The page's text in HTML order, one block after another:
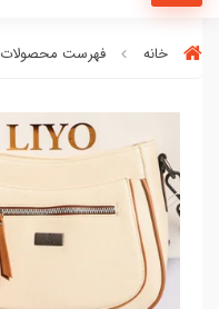
خانه فهرست محصولات